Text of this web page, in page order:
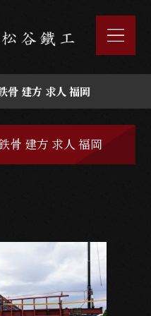
骨 建方 求人 福岡
骨 建方 求人 福岡